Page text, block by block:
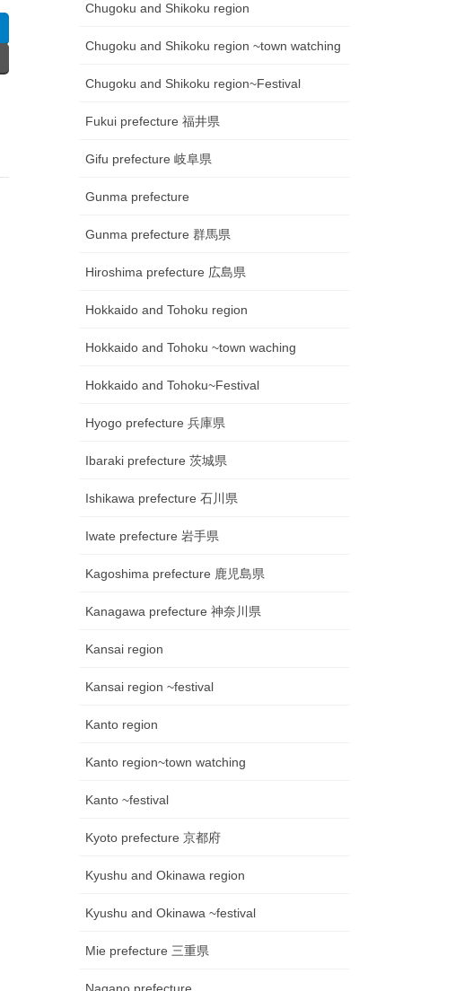
Chugoku and Shikoku region
Chugoku and Shikoku region ~town watching
Chugoku and Shikoku region~Festival
Fukui prefecture 福井県
Gifu prefecture 岐阜県
Gunma prefecture
Gunma prefecture 群馬県
Hiroshima prefecture 広島県
Hokkaido and Tohoku region
Hokkaido and Tohoku ~town waching
Hokkaido and Tohoku~Festival
Hyogo prefecture 兵庫県
Ibaraki prefecture 茨城県
Ishikawa prefecture 石川県
Iwate prefecture 岩手県
Kagoshima prefecture 鹿児島県
Kanagawa prefecture 神奈川県
Kansai region
Kansai region ~festival
Kanto region
Kanto region~town watching
Kanto ~festival
Kyoto prefecture 京都府
Kyushu and Okinawa region
Kyushu and Okinawa ~festival
Mie prefecture 三重県